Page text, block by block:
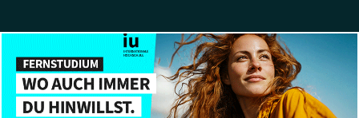
© Copyright 2026, TarGroup Media GmbH
Impressum
Datenschutzerklärung Nutzungsbedingungen